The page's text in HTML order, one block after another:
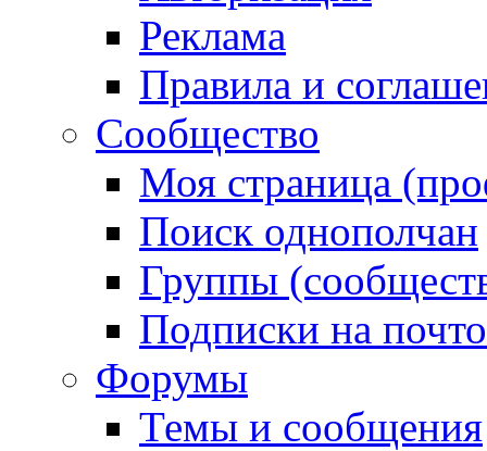
Реклама
Правила и
Сообщество
Моя страница
Поиск однополчан
Группы
Подписки на
Форумы
Темы и сообщения